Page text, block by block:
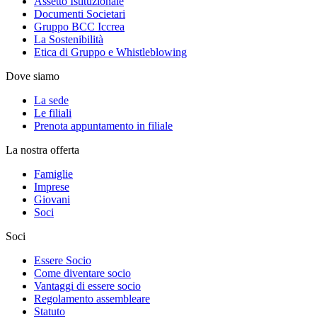
Documenti Societari
Gruppo BCC Iccrea
La Sostenibilità
Etica di Gruppo e Whistleblowing
Dove siamo
La sede
Le filiali
Prenota appuntamento in filiale
La nostra offerta
Famiglie
Imprese
Giovani
Soci
Soci
Essere Socio
Come diventare socio
Vantaggi di essere socio
Regolamento assembleare
Statuto